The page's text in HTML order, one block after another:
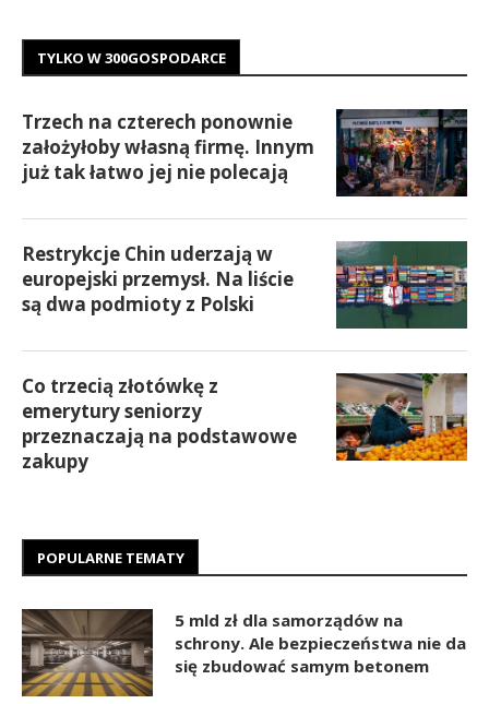
TYLKO W 300GOSPODARCE
Trzech na czterech ponownie
założyłoby własną firmę. Innym
już tak łatwo jej nie polecają
Restrykcje Chin uderzają w
europejski przemysł. Na liście
są dwa podmioty z Polski
Co trzecią złotówkę z
emerytury seniorzy
przeznaczają na podstawowe
zakupy
POPULARNE TEMATY
5 mld zł dla samorządów na
schrony. Ale bezpieczeństwa nie da
się zbudować samym betonem